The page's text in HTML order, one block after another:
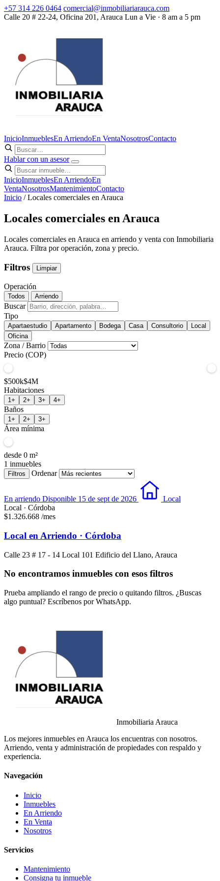
+57 314 226 0464 comercial@inmobiliariarauca.com
Calle 20 # 22-24, Oficina 201, Arauca Lun a Vie · 8 am a 5 pm
InicioInmueblesEn ArriendoEn VentaNosotrosContacto
Hablar con un asesor
InicioInmueblesEn ArriendoEn
VentaNosotrosMantenimientoContacto
Inicio / Locales comerciales en Arauca
Locales comerciales en Arauca
Locales comerciales en Arauca en arriendo y venta con Inmobiliaria
Arauca. Filtra por operación, zona y precio.
Filtros Limpiar
Operación
Todos Arriendo
Buscar
Tipo
Apartaestudio Apartamento Bodega Casa Consultorio
Local
Oficina
Zona / Barrio
Precio (COP)
$500k$4M
Habitaciones
1+ 2+ 3+ 4+
Baños
1+ 2+ 3+
Área mínima
desde 0 m²
1 inmuebles
Filtros Ordenar
En arriendo Disponible 15 de sept de 2026
Local
Local · Córdoba
$1.326.668 /mes
Local en Arriendo · Córdoba
Calle 23 # 17 - 14 Local 101 Edificio del Llano, Arauca
No encontramos inmuebles con esos filtros
Prueba ampliando el rango de precio o quitando filtros. ¿Buscas
algo puntual? Escríbenos por WhatsApp.
Inmobiliaria Arauca
Los mejores inmuebles en Arauca los encuentras con nosotros.
Arriendo, venta y administración de propiedades con respaldo y
experiencia.
Navegación
Inicio
Inmuebles
En Arriendo
En Venta
Nosotros
Servicios
Mantenimiento
Consigna tu inmueble